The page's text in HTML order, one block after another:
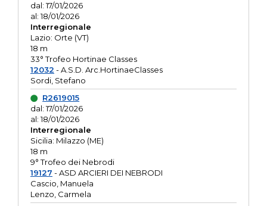
dal: 17/01/2026
al: 18/01/2026
Interregionale
Lazio: Orte (VT)
18 m
33° Trofeo Hortinae Classes
12032 - A.S.D. Arc.HortinaeClasses
Sordi, Stefano
R2619015
dal: 17/01/2026
al: 18/01/2026
Interregionale
Sicilia: Milazzo (ME)
18 m
9° Trofeo dei Nebrodi
19127 - ASD ARCIERI DEI NEBRODI
Cascio, Manuela
Lenzo, Carmela